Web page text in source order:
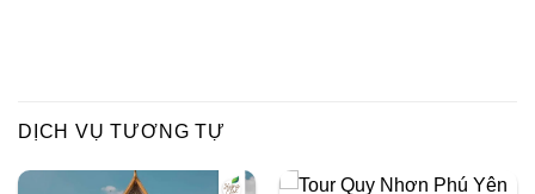
DỊCH VỤ TƯƠNG TỰ